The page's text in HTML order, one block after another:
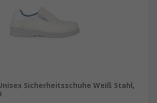
Sicherheitsschuhe Weiß Stahl,